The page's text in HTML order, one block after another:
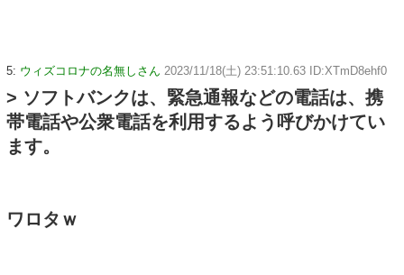
5: ウィズコロナの名無しさん 2023/11/18(土) 23:51:10.63 ID:XTmD8ehf0
> ソフトバンクは、緊急通報などの電話は、携
帯電話や公衆電話を利用するよう呼びかけてい
ます。
ワロタｗ